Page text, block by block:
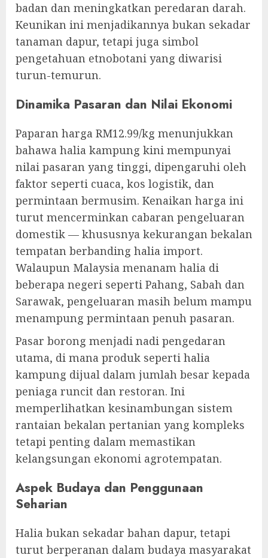
badan dan meningkatkan peredaran darah.
Keunikan ini menjadikannya bukan sekadar
tanaman dapur, tetapi juga simbol
pengetahuan etnobotani yang diwarisi
turun-temurun.
Dinamika Pasaran dan Nilai Ekonomi
Paparan harga RM12.99/kg menunjukkan
bahawa halia kampung kini mempunyai
nilai pasaran yang tinggi, dipengaruhi oleh
faktor seperti cuaca, kos logistik, dan
permintaan bermusim. Kenaikan harga ini
turut mencerminkan cabaran pengeluaran
domestik — khususnya kekurangan bekalan
tempatan berbanding halia import.
Walaupun Malaysia menanam halia di
beberapa negeri seperti Pahang, Sabah dan
Sarawak, pengeluaran masih belum mampu
menampung permintaan penuh pasaran.
Pasar borong menjadi nadi pengedaran
utama, di mana produk seperti halia
kampung dijual dalam jumlah besar kepada
peniaga runcit dan restoran. Ini
memperlihatkan kesinambungan sistem
rantaian bekalan pertanian yang kompleks
tetapi penting dalam memastikan
kelangsungan ekonomi agrotempatan.
Aspek Budaya dan Penggunaan
Seharian
Halia bukan sekadar bahan dapur, tetapi
turut berperanan dalam budaya masyarakat